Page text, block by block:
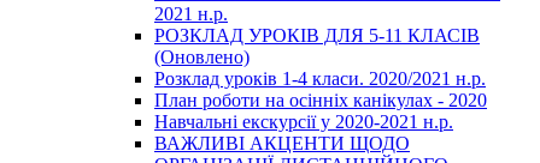
2021 н.р.
РОЗКЛАД УРОКІВ ДЛЯ 5-11 КЛАСІВ
(Оновлено)
Розклад уроків 1-4 класи. 2020/2021 н.р.
План роботи на осінніх канікулах - 2020
Навчальні екскурсії у 2020-2021 н.р.
ВАЖЛИВІ АКЦЕНТИ ЩОДО